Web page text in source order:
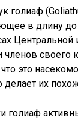
голиаф
в длину
членов
что это
делает их
голиаф